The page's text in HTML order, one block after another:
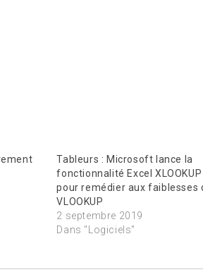
Tableurs : Microsoft lance la
fonctionnalité Excel XLOOKUP
pour remédier aux faiblesses
VLOOKUP
2 septembre 2019
Dans "Logiciels"